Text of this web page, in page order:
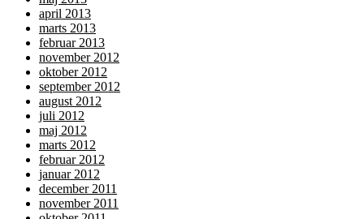
april 2013
marts 2013
februar 2013
november 2012
oktober 2012
september 2012
august 2012
juli 2012
maj 2012
marts 2012
februar 2012
januar 2012
december 2011
november 2011